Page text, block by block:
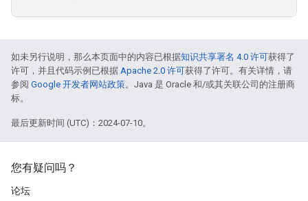
如未另行说明，那么本页面中的内容已根据知识共享署名 4.0 许可获得了
许可，并且代码示例已根据 Apache 2.0 许可获得了许可。有关详情，请
参阅 Google 开发者网站政策。Java 是 Oracle 和/或其关联公司的注册商
标。
最后更新时间 (UTC)：2024-07-10。
您有疑问吗？
论坛